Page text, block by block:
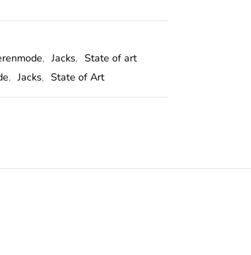
, Jacks, State of art
, Jacks, State of Art